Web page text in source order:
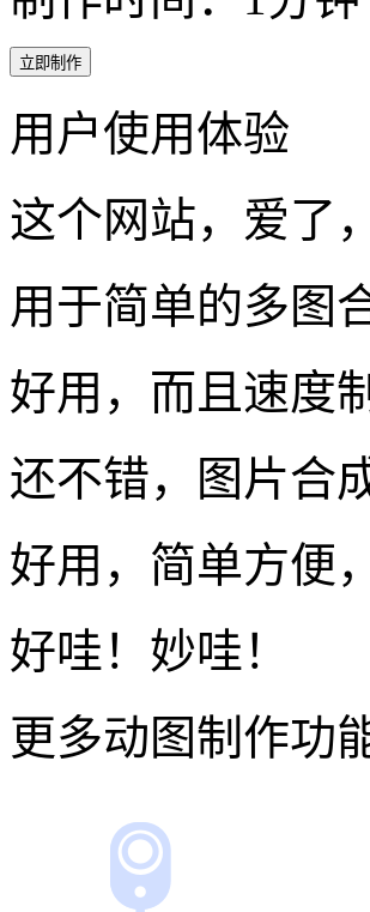
高考校园生活碎片
备考纪录片截取
实用性: ♥♥♥♥♥
制作工具：视频
制作难度：★
制作时间：1分钟
用户使用体验
这个网站，爱了
用于简单的多图
好用，而且速度